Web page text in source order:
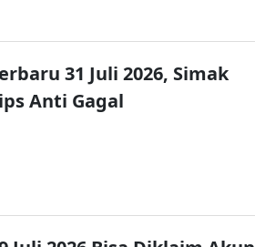
31 Juli 2026, Simak
Anti Gagal